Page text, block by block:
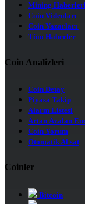
Mining
Coin Videoları
Coin Yazarları
Tüm Haberler
Coin Analizleri
Coin Detay
Piyasa Takip
Alarm Listesi
Artan Azalan
Coin Yorum
Otomatik Al sat
Coinler
Bitcoin